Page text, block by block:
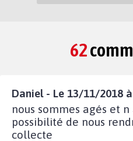
62
Daniel - Le 13/11/2018
nous sommes agés et
possibilité de nous
collecte